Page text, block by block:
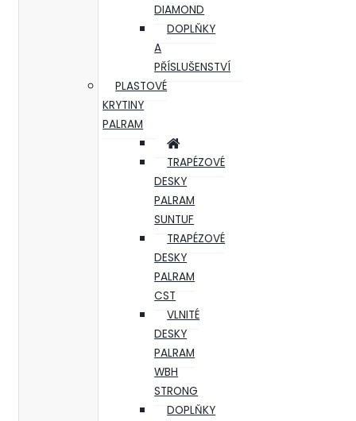
DIAMOND
DOPLŇKY
A
PŘÍSLUŠENSTVÍ
PLASTOVÉ
KRYTINY
PALRAM
TRAPÉZOVÉ
DESKY
PALRAM
SUNTUF
TRAPÉZOVÉ
DESKY
PALRAM
CST
VLNITÉ
DESKY
PALRAM
WBH
STRONG
DOPLŇKY